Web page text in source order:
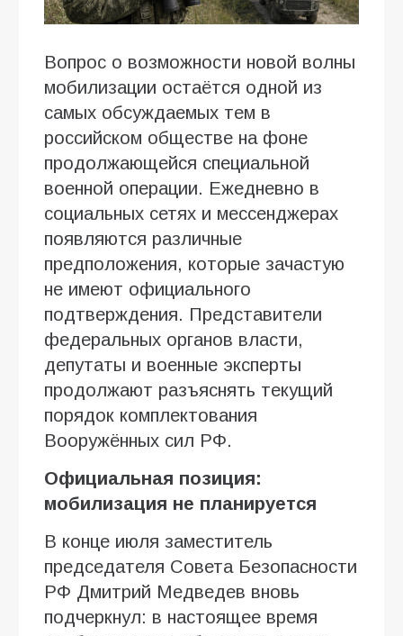
Вопрос о возможности новой волны
мобилизации остаётся одной из
самых обсуждаемых тем в
российском обществе на фоне
продолжающейся специальной
военной операции. Ежедневно в
социальных сетях и мессенджерах
появляются различные
предположения, которые зачастую
не имеют официального
подтверждения. Представители
федеральных органов власти,
депутаты и военные эксперты
продолжают разъяснять текущий
порядок комплектования
Вооружённых сил РФ.
Официальная позиция:
мобилизация не планируется
В конце июля заместитель
председателя Совета Безопасности
РФ Дмитрий Медведев вновь
подчеркнул: в настоящее время